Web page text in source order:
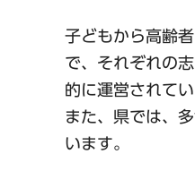
子どもから高齢
で、それぞれの
的に運営されてい
また、県では、
います。